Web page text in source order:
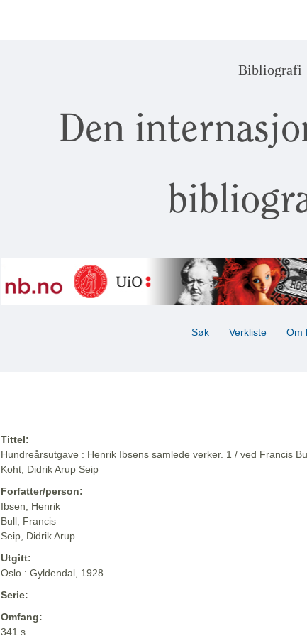
Bibliografi
Den
Søk Verkliste Om
Tittel:
Hundreårsutgave : Henrik Ibsens samlede verker. 1 / ved Francis
Koht, Didrik Arup Seip
Forfatter/person:
Ibsen, Henrik
Bull, Francis
Seip, Didrik Arup
Utgitt:
Oslo : Gyldendal, 1928
Serie:
Omfang:
341 s.